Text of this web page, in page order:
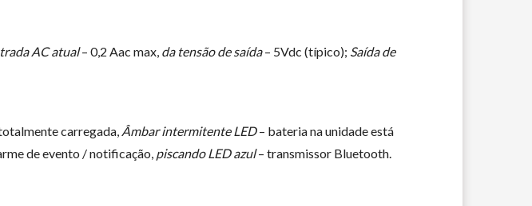
AC atual– 0,2 Aac max, da tensão de saída– 5Vdc (típico); Saída de
carregada, Âmbar intermitente LED– bateria na unidade está
de evento / notificação, piscando LED azul– transmissor Bluetooth.